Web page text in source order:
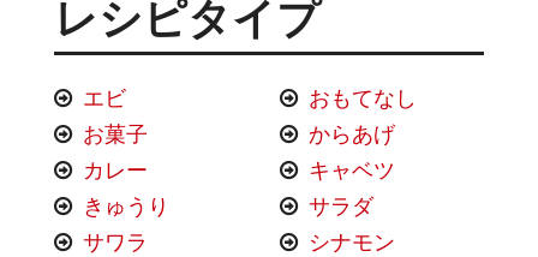
レシピタイプ
エビ
おもてなし
お菓子
からあげ
カレー
キャベツ
きゅうり
サラダ
サワラ
シナモン